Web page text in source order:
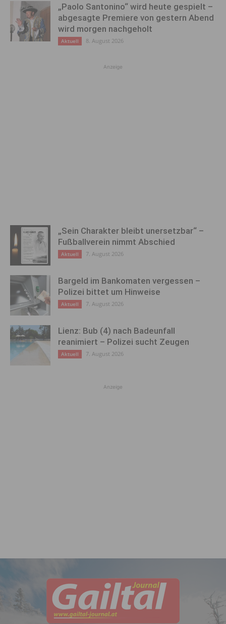
„Paolo Santonino“ wird heute gespielt –
abgesagte Premiere von gestern Abend
wird morgen nachgeholt
Aktuell 8. August 2026
Anzeige
„Sein Charakter bleibt unersetzbar“ –
Fußballverein nimmt Abschied
Aktuell 7. August 2026
Bargeld im Bankomaten vergessen –
Polizei bittet um Hinweise
Aktuell 7. August 2026
Lienz: Bub (4) nach Badeunfall
reanimiert – Polizei sucht Zeugen
Aktuell 7. August 2026
Anzeige